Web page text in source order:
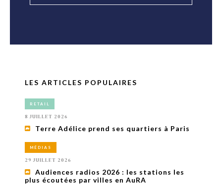
LES ARTICLES POPULAIRES
RETAIL
8 JUILLET 2026
Terre Adélice prend ses quartiers à Paris
MÉDIAS
29 JUILLET 2026
Audiences radios 2026 : les stations les
plus écoutées par villes en AuRA